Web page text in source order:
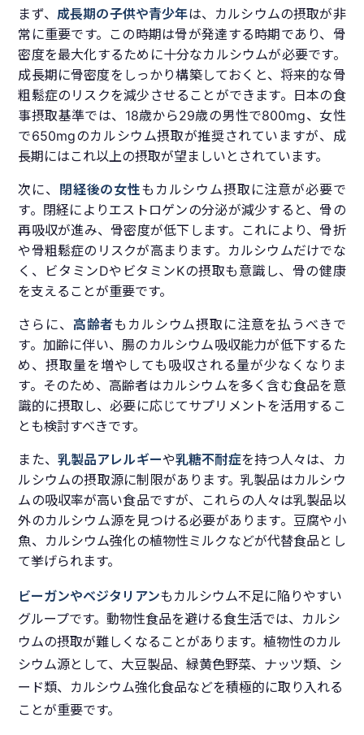
まず、 成長期の子供や青少年は、カルシウムの摂取が非
常に重要です。この時期は骨が発達する時期であり、骨
密度を最大化するために十分なカルシウムが必要です。
成長期に骨密度をしっかり構築しておくと、将来的な骨
粗鬆症のリスクを減少させることができます。日本の食
事摂取基準では、18歳から29歳の男性で800mg、女性
で650mgのカルシウム摂取が推奨されていますが、成
長期にはこれ以上の摂取が望ましいとされています。
次に、 閉経後の女性もカルシウム摂取に注意が必要で
す。閉経によりエストロゲンの分泌が減少すると、骨の
再吸収が進み、骨密度が低下します。これにより、骨折
や骨粗鬆症のリスクが高まります。カルシウムだけでな
く、ビタミンDやビタミンKの摂取も意識し、骨の健康
を支えることが重要です。
さらに、 高齢者もカルシウム摂取に注意を払うべきで
す。加齢に伴い、腸のカルシウム吸収能力が低下するた
め、摂取量を増やしても吸収される量が少なくなりま
す。そのため、高齢者はカルシウムを多く含む食品を意
識的に摂取し、必要に応じてサプリメントを活用するこ
とも検討すべきです。
また、 乳製品アレルギーや乳糖不耐症を持つ人々は、カ
ルシウムの摂取源に制限があります。乳製品はカルシウ
ムの吸収率が高い食品ですが、これらの人々は乳製品以
外のカルシウム源を見つける必要があります。豆腐や小
魚、カルシウム強化の植物性ミルクなどが代替食品とし
て挙げられます。
ビーガンやベジタリアンもカルシウム不足に陥りやすい
グループです。動物性食品を避ける食生活では、カルシ
ウムの摂取が難しくなることがあります。植物性のカル
シウム源として、大豆製品、緑黄色野菜、ナッツ類、シ
ード類、カルシウム強化食品などを積極的に取り入れる
ことが重要です。